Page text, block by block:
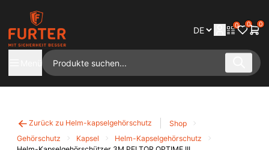
0 0 0
Zurück zu Helm-kapselgehörschutz
Shop
Gehörschutz
Kapsel
Helm-Kapselgehörschutz